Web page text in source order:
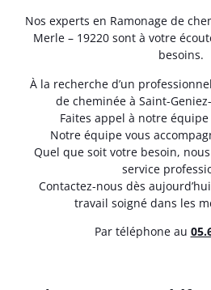
Nos experts en Ramonage de
Merle – 19220 sont à votre
besoins.
À la recherche d’un
de cheminée à Saint-
Faites appel à notre
Notre équipe vous
Quel que soit votre besoin,
service
Contactez-nous dès
travail soigné dans les
Par téléphone au